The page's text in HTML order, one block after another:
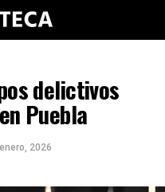
delictivos
Puebla
2026